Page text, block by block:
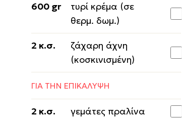
600 gr
τυρί κρέμα (σε
θερμ. δωμ.)
2 κ.σ.
ζάχαρη άχνη
(κοσκινισμένη)
ΓΙΑ ΤΗΝ ΕΠΙΚΑΛΥΨΗ
2 κ.σ. γεμάτες πραλίνα